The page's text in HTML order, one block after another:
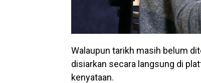
Walaupun tarikh masih belum
disiarkan secara langsung di
kenyataan.